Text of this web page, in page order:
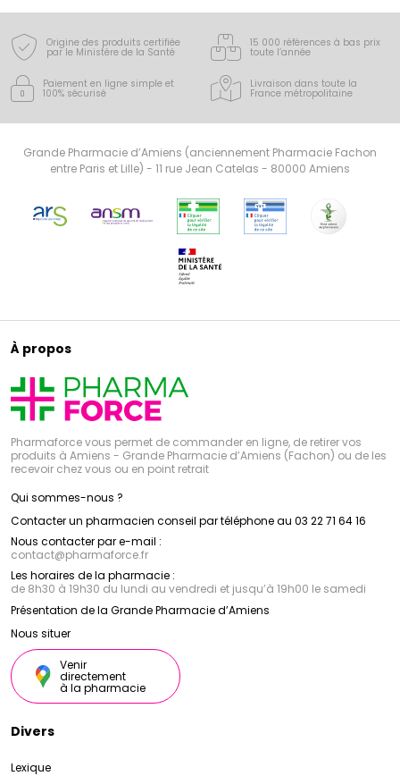
Origine des produits certifiée
par le Ministère de la Santé
15 000 références à bas prix
toute l’année
Paiement en ligne simple et
100% sécurisé
Livraison dans toute la
France métropolitaine
Grande Pharmacie d’Amiens (anciennement Pharmacie Fachon
entre Paris et Lille) - 11 rue Jean Catelas - 80000 Amiens
À propos
Pharmaforce vous permet de commander en ligne, de retirer vos
produits à Amiens - Grande Pharmacie d’Amiens (Fachon) ou de les
recevoir chez vous ou en point retrait
Qui sommes-nous ?
Contacter un pharmacien conseil par téléphone au 03 22 71 64 16
Nous contacter par e-mail :
contact@pharmaforce.fr
Les horaires de la pharmacie :
de 8h30 à 19h30 du lundi au vendredi et jusqu’à 19h00 le samedi
Présentation de la Grande Pharmacie d’Amiens
Nous situer
Venir
directement
à la pharmacie
Divers
Lexique